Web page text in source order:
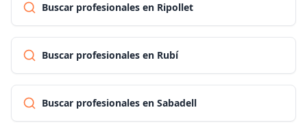
Buscar profesionales en Ripollet
Buscar profesionales en Rubí
Buscar profesionales en Sabadell